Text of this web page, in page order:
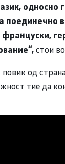
поединечно
стои
повик од
тие да